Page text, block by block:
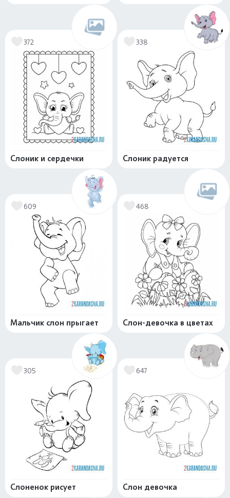
372
Слоник и сердечки
338
Слоник радуется
609
Мальчик слон прыгает
468
Слон-девочка в цветах
305
Слоненок рисует
647
Слон девочка